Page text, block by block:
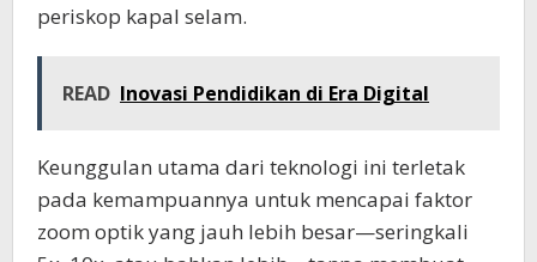
periskop kapal selam.
READ Inovasi Pendidikan di Era Digital
Keunggulan utama dari teknologi ini terletak
pada kemampuannya untuk mencapai faktor
zoom optik yang jauh lebih besar—seringkali